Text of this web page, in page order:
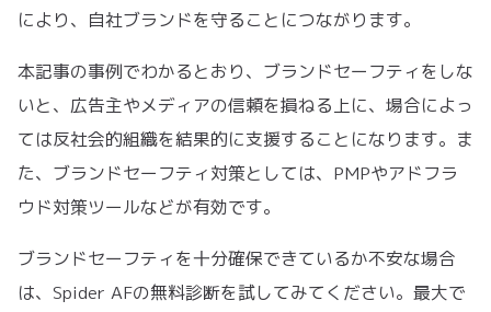
により、自社ブランドを守ることにつながります。
本記事の事例でわかるとおり、ブランドセーフティをしな
いと、広告主やメディアの信頼を損ねる上に、場合によっ
ては反社会的組織を結果的に支援することになります。ま
た、ブランドセーフティ対策としては、PMPやアドフラ
ウド対策ツールなどが有効です。
ブランドセーフティを十分確保できているか不安な場合
は、Spider AFの無料診断を試してみてください。最大で